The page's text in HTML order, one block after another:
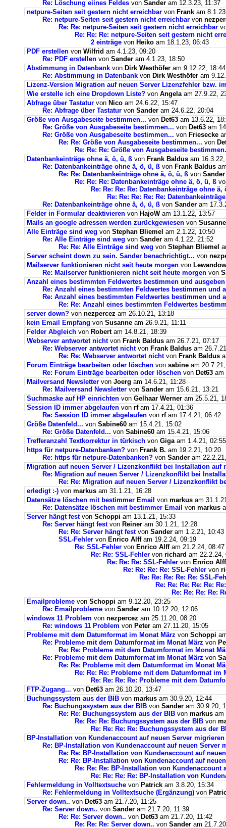
Re: Löschung eiines Feldes von Sander am 12.3.23, 11:37
netpure-Seiten seit gestern nicht erreichbar von Frank am
Re: netpure-Seiten seit gestern nicht erreichbar von
Re: Re: netpure-Seiten seit gestern nicht erreichbar
Re: Re: Re: netpure-Seiten seit gestern nicht
2 einträge von Heiko am 18.1.23, 06:43
PDF erstellen von Wilfrid am 4.1.23, 09:20
Re: PDF erstellen von Sander am 4.1.23, 18:50
Abstimmung in Datenbank von Dirk Westhöfer am 9.12.22, 18:44
Re: Abstimmung in Datenbank von Dirk Westhöfer am
Lizenz-Version Migration auf neuen Server Lizenzfehler bzw.
Wie erstelle ich eine Dropdown Liste? von Angela am 27.9.22,
Abfrage über Tastatur von Nico am 24.6.22, 15:47
Re: Abfrage über Tastatur von Sander am 24.6.22, 20:04
Größe von Ausgabeseite bestimmen... von Det63 am 13.6.22,
Re: Größe von Ausgabeseite bestimmen... von Det63 am
Re: Größe von Ausgabeseite bestimmen... von Friesecke
Re: Re: Größe von Ausgabeseite bestimmen... von
Re: Re: Re: Größe von Ausgabeseite
Datenbankeinträge ohne ä, ö, ü, ß von Frank Baldus am
Re: Datenbankeinträge ohne ä, ö, ü, ß von Frank Baldus
Re: Re: Datenbankeinträge ohne ä, ö, ü, ß von Sander
Re: Re: Re: Datenbankeinträge ohne ä, ö, ü, ß
Re: Re: Re: Re: Datenbankeinträge ohne ä,
Re: Re: Re: Re: Re:
Re: Datenbankeinträge ohne ä, ö, ü, ß von Sander am
Felder in Formular deaktivieren von HajoWam 13.1.22, 13:57
Mails an google adressen werden zurückgewiesen von Susanne
Alle Einträge sind weg von Stephan Bliemel am 2.1.22, 10:50
Re: Alle Einträge sind weg von Sander am 4.1.22, 21:52
Re: Re: Alle Einträge sind weg von Stephan Bliemel
Server scheint down zu sein. Sander benachrichtigt... von
Mailserver funktionieren nicht seit heute morgen von
Re: Mailserver funktionieren nicht seit heute morgen von
Anzahl eines bestimmten Feldwertes bestimmen und ausgeben
Re: Anzahl eines bestimmten Feldwertes bestimmen und
Re: Anzahl eines bestimmten Feldwertes bestimmen und
Re: Re: Anzahl eines bestimmten Feldwertes
server down? von nezpercez am 26.10.21, 13:18
kein Email Empfang von Susanne am 26.9.21, 11:11
Felder Abgleich von Robertam 14.8.21, 18:39
Webserver antwortet nichtvon Frank Baldus am 26.7.21, 07:17
Re: Webserver antwortet nichtvon Frank Baldus am
Re: Re: Webserver antwortet nichtvon Frank Baldus
Forum Einträge bearbeiten oder löschen von sabine am
Re: Forum Einträge bearbeiten oder löschen von Det63 am
Mailversand Newsletter von Joerg am 14.6.21, 11:28
Re: Mailversand Newsletter von Sander am 15.6.21, 13:21
Suchmaske auf HP einrichten von Gelhaar Werner am 25.5.21,
Session ID immer abgelaufen von rfam 17.4.21, 01:36
Re: Session ID immer abgelaufen von rfam 17.4.21, 06:42
Größe Datenfeld... von Sabine60 am 15.4.21, 15:02
Re: Größe Datenfeld... von Sabine60 am 15.4.21, 15:06
Trefferanzahl Textkorrektur in türkisch von Gigaam 1.4.21, 02:55
https für netpure-Datenbanken? von Frank B. am 19.2.21, 10:20
Re: https für netpure-Datenbanken? von Sander am
Migration auf neuen Server / Lizenzkonflikt bei Installation auf
Re: Migration auf neuen Server / Lizenzkonflikt bei
Re: Re: Migration auf neuen Server / Lizenzkonflikt
erledigt :-) von markus am 31.1.21, 16:28
Datensätze löschen mit bestimmer Email von markus am
Re: Datensätze löschen mit bestimmer Email von markus
Server hängt festvon Schoppi am 13.1.21, 15:33
Re: Server hängt festvon Reiner am 30.1.21, 12:28
Re: Re: Server hängt festvon Sander am 1.2.21, 10:43
SSL-Fehler von Enrico Alffam 19.2.24, 09:19
Re: SSL-Fehler von Enrico Alffam 21.2.24, 08:47
Re: Re: SSL-Fehler von richard am 22.2.24,
Re: Re: Re: SSL-Fehler von Enrico Alff
Re: Re: Re: Re: SSL-Fehler von
Re: Re: Re: Re: Re: SSL-
Re: Re: Re: Re: Re:
Re: Re: Re: Re:
Emailprobleme von Schoppi am 9.12.20, 23:25
Re: Emailprobleme von Sander am 10.12.20, 12:06
windows 11 Problem von nezpercez am 25.11.20, 08:20
Re: windows 11 Problem von Peter am 27.11.20, 15:05
Probleme mit dem Datumformat im Monat März von Schoppi
Re: Probleme mit dem Datumformat im Monat März von
Re: Re: Probleme mit dem Datumformat im Monat
Re: Probleme mit dem Datumformat im Monat März von
Re: Re: Probleme mit dem Datumformat im Monat
Re: Re: Re: Probleme mit dem Datumformat im
Re: Re: Re: Re: Probleme mit dem
FTP-Zugang... von Det63 am 26.10.20, 13:47
Buchungssystem aus der BIB von markus am 30.9.20, 12:44
Re: Buchungssystem aus der BIB von Sander am 30.9.20,
Re: Re: Buchungssystem aus der BIB von markus am
Re: Re: Re: Buchungssystem aus der BIB von
Re: Re: Re: Re: Buchungssystem aus der
BP-Installation von Kundenaccount auf neuen Server migrieren
Re: BP-Installation von Kundenaccount auf neuen Server
Re: Re: BP-Installation von Kundenaccount auf
Re: Re: BP-Installation von Kundenaccount auf
Re: Re: Re: BP-Installation von Kundenaccount
Re: Re: Re: Re: BP-Installation von
Fehlermeldung in Volltextsuche von Patrick am 3.8.20, 15:34
Re: Fehlermeldung in Volltextsuche (Ergänzung) von
Server down.. von Det63 am 21.7.20, 11:25
Re: Server down.. von Sander am 21.7.20, 11:39
Re: Re: Server down.. von Det63 am 21.7.20, 11:42
Re: Re: Re: Server down.. von Sander am